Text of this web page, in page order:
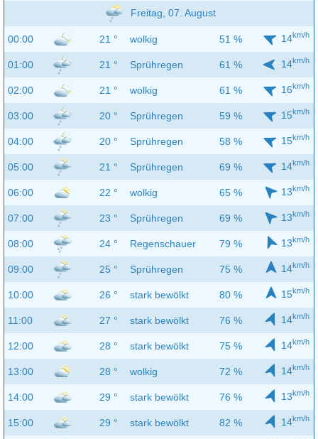
Freitag, 07. August
00:00 21 ° wolkig 51 % 14km/h
01:00 21 ° Sprühregen 61 % 14km/h
02:00 21 ° wolkig 61 % 16km/h
03:00 20 ° Sprühregen 59 % 15km/h
04:00 20 ° Sprühregen 58 % 15km/h
05:00 21 ° Sprühregen 69 % 14km/h
06:00 22 ° wolkig 65 % 13km/h
07:00 23 ° Sprühregen 69 % 13km/h
08:00 24 ° Regenschauer 79 % 13km/h
09:00 25 ° Sprühregen 75 % 14km/h
10:00 26 ° stark bewölkt 80 % 15km/h
11:00 27 ° stark bewölkt 76 % 14km/h
12:00 28 ° stark bewölkt 75 % 14km/h
13:00 28 ° wolkig 72 % 14km/h
14:00 29 ° stark bewölkt 76 % 13km/h
15:00 29 ° stark bewölkt 82 % 14km/h